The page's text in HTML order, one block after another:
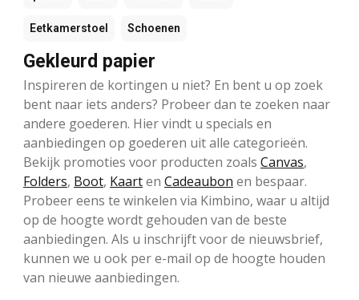
Eetkamerstoel Schoenen
Gekleurd papier
Inspireren de kortingen u niet? En bent u op zoek
bent naar iets anders? Probeer dan te zoeken naar
andere goederen. Hier vindt u specials en
aanbiedingen op goederen uit alle categorieën.
Bekijk promoties voor producten zoals Canvas,
Folders, Boot, Kaarten Cadeaubon en bespaar.
Probeer eens te winkelen via Kimbino, waar u altijd
op de hoogte wordt gehouden van de beste
aanbiedingen. Als u inschrijft voor de nieuwsbrief,
kunnen we u ook per e-mail op de hoogte houden
van nieuwe aanbiedingen.